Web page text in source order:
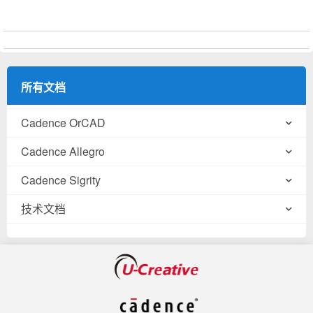
所有文档
Cadence OrCAD
Cadence Allegro
Cadence Sigrity
技术文档